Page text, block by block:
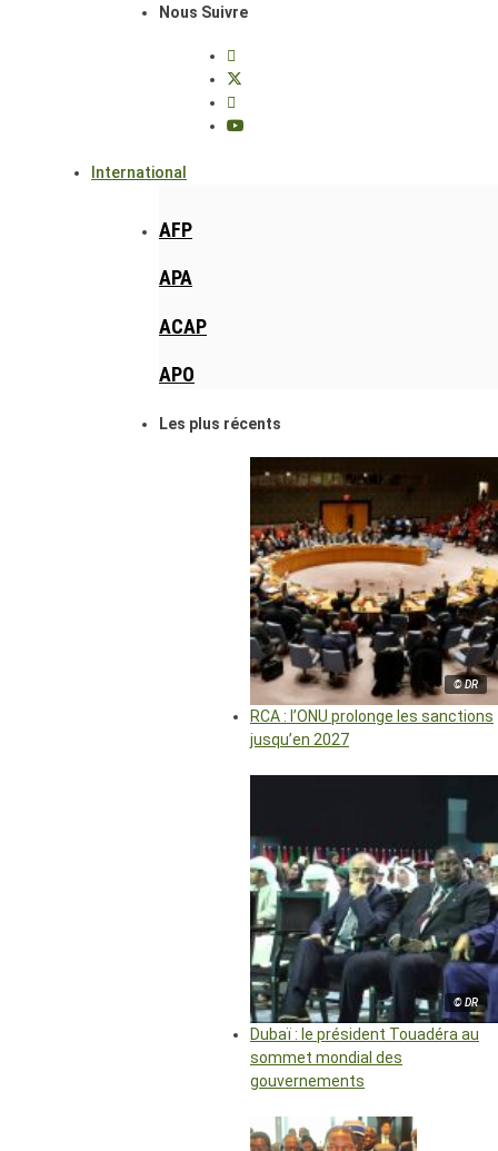
Nous Suivre
International
AFP
APA
ACAP
APO
Les plus récents
© DR
RCA : l’ONU prolonge les sanctions
jusqu’en 2027
© DR
Dubaï : le président Touadéra au
sommet mondial des
gouvernements